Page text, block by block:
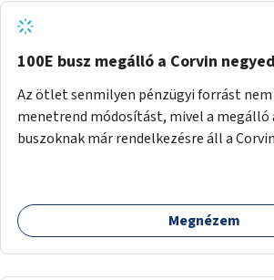
tud állni a megállóba. A környéken a
csúcsidőben már most is fullos, a
befejeztével hatványozódni fog az utazási
100E busz megálló a Corvin
Az ötlet senmilyen pénzügyi forrást nem
menetrend módosítást, mivel a megálló
buszoknak már rendelkezésre áll a
ha a 100E reptéri busz a Corvin negyed
megállna - főleg éjjel, amikor a metró
Megnézem